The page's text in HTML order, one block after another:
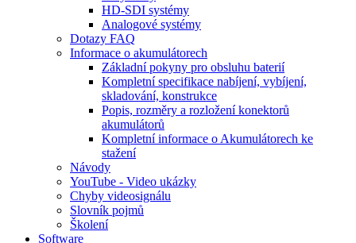
HD-SDI systémy
Analogové systémy
Dotazy FAQ
Informace o akumulátorech
Základní pokyny pro obsluhu baterií
Kompletní specifikace nabíjení, vybíjení,
skladování, konstrukce
Popis, rozměry a rozložení konektorů
akumulátorů
Kompletní informace o Akumulátorech ke
stažení
Návody
YouTube - Video ukázky
Chyby videosignálu
Slovník pojmů
Školení
Software